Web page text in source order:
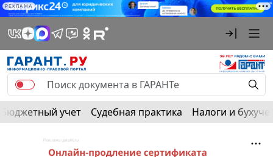
РЕКЛАМА
Бюджетный учет Судебная практика Налоги и